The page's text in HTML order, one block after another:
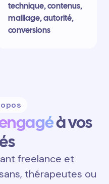
technique, contenus,
maillage, autorité,
conversions
à vos
freelance et
thérapeutes ou